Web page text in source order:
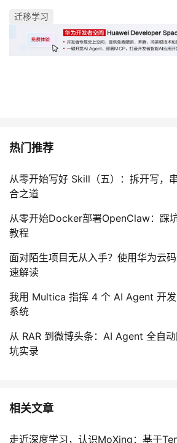
迁移学习
热门推荐
从零开始写好 Skill（五）：拆开写
合之道
从零开始Docker部署OpenClaw：踩
教程
面对陌生项目无从入手？使用华为云
速解读
我用 Multica 指挥 4 个 AI Agent 开
系统
从 RAR 到微博头条：AI Agent 全自
坑实录
相关文章
走近深度学习，认识MoXing：基于